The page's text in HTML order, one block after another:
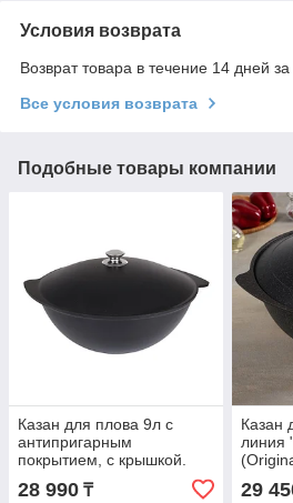
Условия возврата
Возврат товара в течение 14 дней за
Все условия возврата
Подобные товары компании
Казан для плова 9л с
антипригарным
покрытием, с крышкой.
28 990 ₸
Казан
линия
29